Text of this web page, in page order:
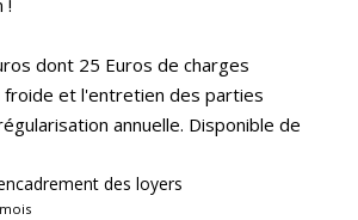
dont 25 Euros de charges
froide et l'entretien des parties
annuelle. Disponible de
des loyers